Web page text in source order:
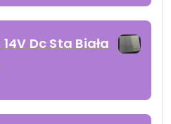
Dc Sta Biała